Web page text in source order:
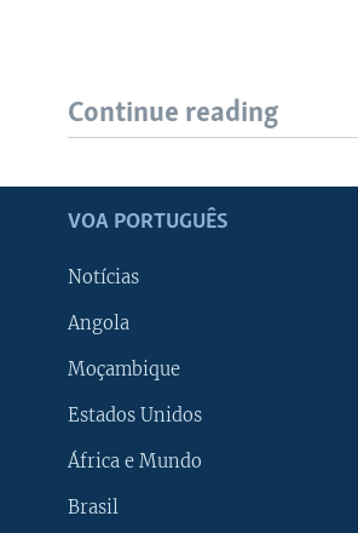
Continue reading
VOA PORTUGUÊS
Notícias
Angola
Moçambique
Estados Unidos
África e Mundo
Brasil